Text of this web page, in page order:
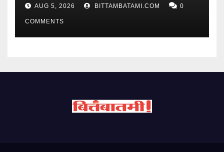
AUG 5, 2026 BITTAMBATAMI.COM 0
COMMENTS